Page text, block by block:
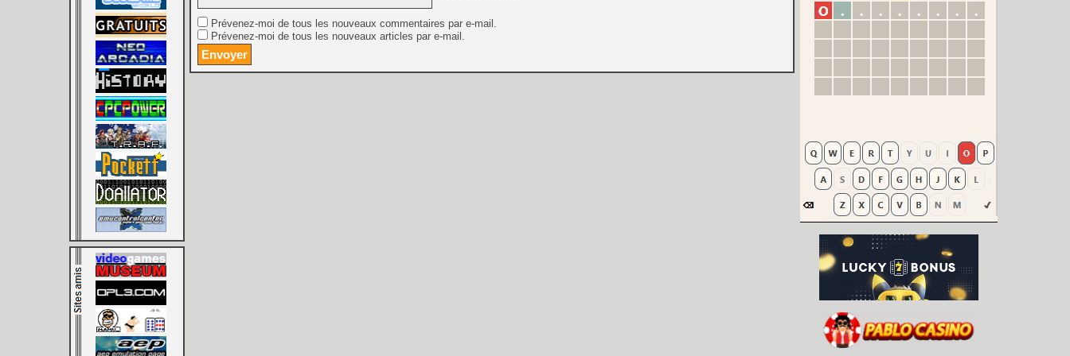
Prévenez-moi de tous les nouveaux commentaires par e-mail.
Prévenez-moi de tous les nouveaux articles par e-mail.